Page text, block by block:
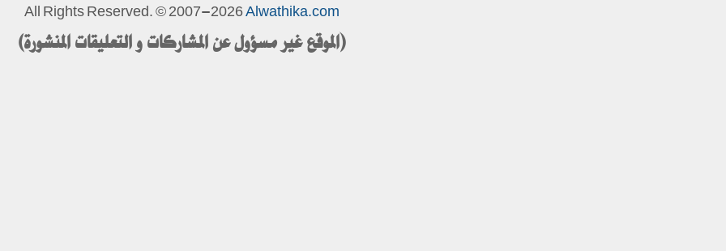
All Rights Reserved. © 2007-2026Alwathika.com
(الموقع غير مسؤول عن المشاركات و التعليقات المنشورة)